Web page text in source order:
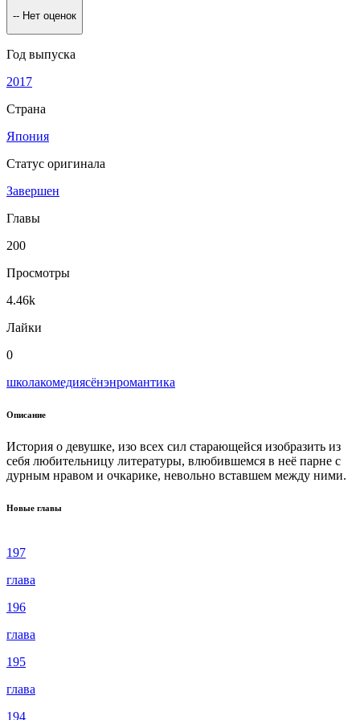
-- Нет оценок
Год выпуска
2017
Страна
Япония
Статус оригинала
Завершен
Главы
200
Просмотры
4.46k
Лайки
0
школакомедиясёнэнромантика
Описание
История о девушке, изо всех сил старающейся изобразить из
себя любительницу литературы, влюбившемся в неё парне с
дурным нравом и очкарике, невольно вставшем между ними.
Новые главы
197
глава
196
глава
195
глава
194